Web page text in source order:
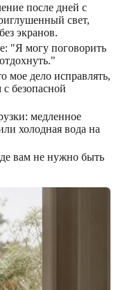
после дней с
свет,
экранов.
"Я могу поговорить
мое дело исправлять,
безопасной
медленное
холодная вода на
вам не нужно быть